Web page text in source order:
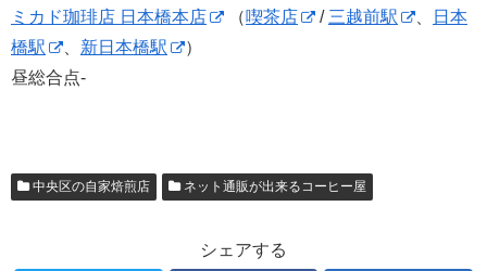
ミカド珈琲店 日本橋本店 （喫茶店 / 三越前駅
日本
橋駅
新日本橋駅
）
昼総合点-
中央区の自家焙煎店 ネット通販が出来るコーヒー屋
シェアする